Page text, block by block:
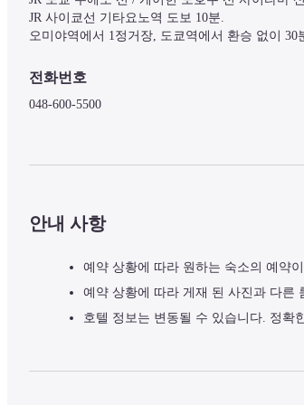
JR 사이쿄선 기타요노역 도보 10분.
전화번호
048-600-5500
안내 사항
예약 상황에 따라 원하는 숙소의 예약
예약 상황에 따라 게재 된 사진과 다른
호텔 정보는 변동될 수 있습니다. 정확